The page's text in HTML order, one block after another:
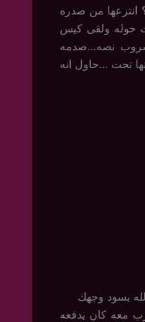
من صدره
حوله ولقى كيس
مشروب نصه…صدمه
تحت …حاول انه
يسود وجهك
معه كان يدفعه